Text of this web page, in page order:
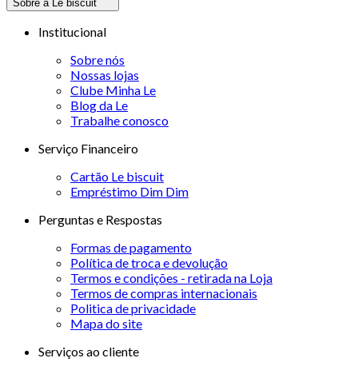
Sobre a Le biscuit
Institucional
Sobre nós
Nossas lojas
Clube Minha Le
Blog da Le
Trabalhe conosco
Serviço Financeiro
Cartão Le biscuit
Empréstimo Dim Dim
Perguntas e Respostas
Formas de pagamento
Política de troca e devolução
Termos e condições - retirada na Loja
Termos de compras internacionais
Politica de privacidade
Mapa do site
Serviços ao cliente